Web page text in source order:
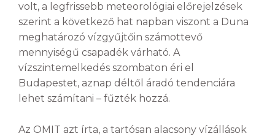
volt, a legfrissebb meteorológiai előrejelzések
szerint a következő hat napban viszont a Duna
meghatározó vízgyűjtőin számottevő
mennyiségű csapadék várható. A
vízszintemelkedés szombaton éri el
Budapestet, aznap déltől áradó tendenciára
lehet számítani – fűzték hozzá.
Az OMIT azt írta, a tartósan alacsony vízállások